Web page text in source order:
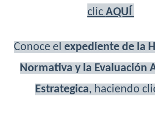
clic AQUÍ
Conoce el expediente de la
Normativa y la Evaluación
Estrategica, haciendo